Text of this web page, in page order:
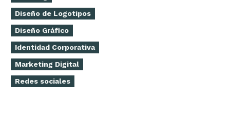
Diseño de Logotipos
Diseño Gráfico
Identidad Corporativa
Marketing Digital
Redes sociales